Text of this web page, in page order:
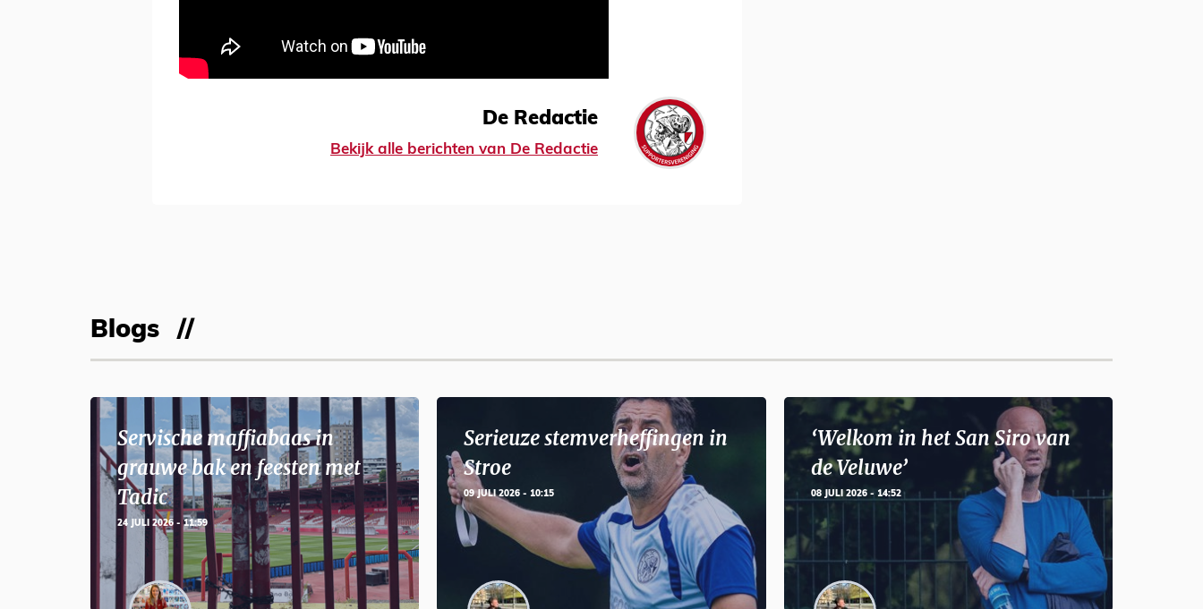
De Redactie
Bekijk alle berichten van De Redactie
Blogs
Servische maffiabaas in
grauwe bak en feesten met
Tadic
24 JULI 2026 - 11:59
Serieuze stemverheffingen in
Stroe
09 JULI 2026 - 10:15
‘Welkom in het San Siro van
de Veluwe’
08 JULI 2026 - 14:52